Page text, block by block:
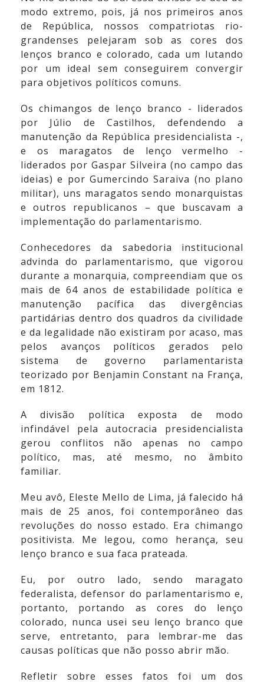
modo extremo, pois, já nos primeiros anos
de República, nossos compatriotas rio-
grandenses pelejaram sob as cores dos
lenços branco e colorado, cada um lutando
por um ideal sem conseguirem convergir
para objetivos políticos comuns.
Os chimangos de lenço branco - liderados
por Júlio de Castilhos, defendendo a
manutenção da República presidencialista -,
e os maragatos de lenço vermelho -
liderados por Gaspar Silveira (no campo das
ideias) e por Gumercindo Saraiva (no plano
militar), uns maragatos sendo monarquistas
e outros republicanos – que buscavam a
implementação do parlamentarismo.
Conhecedores da sabedoria institucional
advinda do parlamentarismo, que vigorou
durante a monarquia, compreendiam que os
mais de 64 anos de estabilidade política e
manutenção pacífica das divergências
partidárias dentro dos quadros da civilidade
e da legalidade não existiram por acaso, mas
pelos avanços políticos gerados pelo
sistema de governo parlamentarista
teorizado por Benjamin Constant na França,
em 1812.
A divisão política exposta de modo
infindável pela autocracia presidencialista
gerou conflitos não apenas no campo
político, mas, até mesmo, no âmbito
familiar.
Meu avô, Eleste Mello de Lima, já falecido há
mais de 25 anos, foi contemporâneo das
revoluções do nosso estado. Era chimango
positivista. Me legou, como herança, seu
lenço branco e sua faca prateada.
Eu, por outro lado, sendo maragato
federalista, defensor do parlamentarismo e,
portanto, portando as cores do lenço
colorado, nunca usei seu lenço branco que
serve, entretanto, para lembrar-me das
causas políticas que não posso abrir mão.
Refletir sobre esses fatos foi um dos